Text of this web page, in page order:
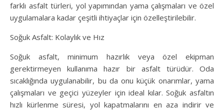
farklı asfalt türleri, yol yapımından yama çalışmaları ve özel
uygulamalara kadar çeşitli ihtiyaçlar için özelleştirilebilir.
Soğuk Asfalt: Kolaylık ve Hız
Soğuk asfalt, minimum hazırlık veya özel ekipman
gerektirmeyen kullanıma hazır bir asfalt türüdür. Oda
sıcaklığında uygulanabilir, bu da onu küçük onarımlar, yama
çalışmaları ve geçici yüzeyler için ideal kılar. Soğuk asfaltın
hızlı kürlenme süresi, yol kapatmalarını en aza indirir ve